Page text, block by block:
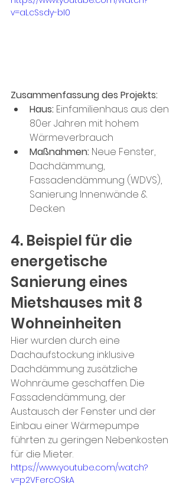
v=aLcSsdy-bI0
Zusammenfassung des Projekts:
Haus: Einfamilienhaus aus den
80er Jahren mit hohem
Wärmeverbrauch
Maßnahmen: Neue Fenster,
Dachdämmung,
Fassadendämmung (WDVS),
Sanierung Innenwände &
Decken
4. Beispiel für die
energetische
Sanierung eines
Mietshauses mit 8
Wohneinheiten
Hier wurden durch eine
Dachaufstockung inklusive
Dachdämmung zusätzliche
Wohnräume geschaffen. Die
Fassadendämmung, der
Austausch der Fenster und der
Einbau einer Wärmepumpe
führten zu geringen Nebenkosten
für die Mieter.
https://www.youtube.com/watch?
v=p2VFercOSkA